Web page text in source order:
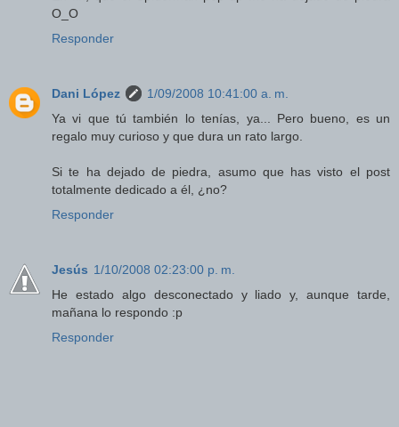
O_O
Responder
Dani López
1/09/2008 10:41:00 a. m.
Ya vi que tú también lo tenías, ya... Pero bueno, es un
regalo muy curioso y que dura un rato largo.
Si te ha dejado de piedra, asumo que has visto el post
totalmente dedicado a él, ¿no?
Responder
Jesús 1/10/2008 02:23:00 p. m.
He estado algo desconectado y liado y, aunque tarde,
mañana lo respondo :p
Responder